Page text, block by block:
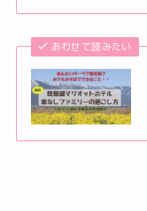
あわせて読みたい